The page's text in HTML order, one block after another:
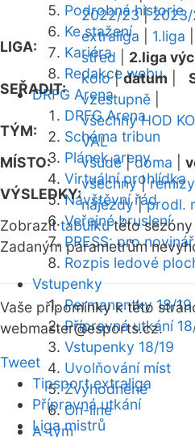
Podrobná historie
Ke stažení
Kariéra
Redakce webu
DRFG Arena
DRFG Arena
Schéma tribun
Plánek areny
Virtuální prohlídka
Návštěvní řád
Veřejné bruslení
PRESS: pro
Rozpis ledové
Vstupenky
Permanentky 18/19
Přípravná utkání
Vstupenky 18/19
Uvolňování míst
Zvýhodněné
On-line
A-tým
2022/23|
LIGA:
extraliga 1.liga
střed
2.liga
SEŘADIT:
kolo|datum
vzestupně
TÝM:
všechny HOD
VAL
MÍSTO:
všude|doma
VÝSLEDKY:
všechny|remízy
nájezdy|prodl.
Zobrazittabulkutéto sezóny
Zadaným parametrům
Vaše připomínky k této
webmaster@esports.cz.
Tweet
Tipsport extraliga
Přípravná utkání
Liga mistrů